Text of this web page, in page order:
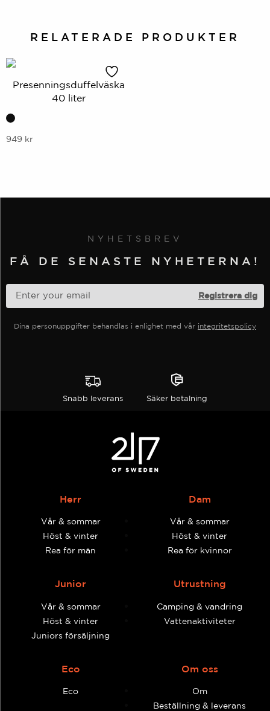
RELATERADE PRODUKTER
Presenningsduffelväska
40 liter
Denna
varianter.
på
949 kr
NYHETSBREV
FÅ DE SENASTE NYHETERNA!
Dina personuppgifter behandlas i enlighet med vår integritetspolicy
Snabb leverans Säker betalning
Herr
Vår & sommar
Höst & vinter
Rea för män
Dam
Vår & sommar
Höst & vinter
Rea för kvinnor
Junior
Vår & sommar
Höst & vinter
Juniors försäljning
Utrustning
Camping & vandring
Vattenaktiviteter
Eco
Eco
Om oss
Om
Beställning & leverans